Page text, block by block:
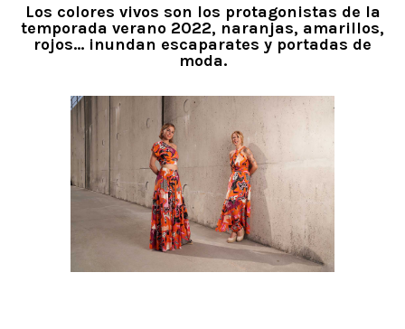
Los colores vivos son los protagonistas de la
temporada verano 2022, naranjas, amarillos,
rojos… inundan escaparates y portadas de
moda.